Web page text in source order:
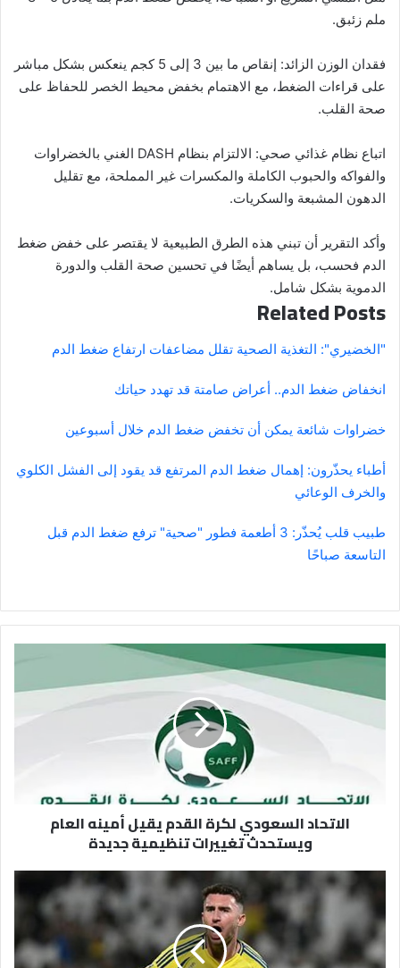
ملم زئبق.
فقدان الوزن الزائد: إنقاص ما بين 3 إلى 5 كجم ينعكس بشكل مباشر
على قراءات الضغط، مع الاهتمام بخفض محيط الخصر للحفاظ على
صحة القلب.
اتباع نظام غذائي صحي: الالتزام بنظام DASH الغني بالخضراوات
والفواكه والحبوب الكاملة والمكسرات غير المملحة، مع تقليل
الدهون المشبعة والسكريات.
وأكد التقرير أن تبني هذه الطرق الطبيعية لا يقتصر على خفض ضغط
الدم فحسب، بل يساهم أيضًا في تحسين صحة القلب والدورة
الدموية بشكل شامل.
Related Posts
"الخضيري": التغذية الصحية تقلل مضاعفات ارتفاع ضغط الدم
انخفاض ضغط الدم.. أعراض صامتة قد تهدد حياتك
خضراوات شائعة يمكن أن تخفض ضغط الدم خلال أسبوعين
أطباء يحذّرون: إهمال ضغط الدم المرتفع قد يقود إلى الفشل الكلوي
والخرف الوعائي
طبيب قلب يُحذّر: 3 أطعمة فطور "صحية" ترفع ضغط الدم قبل
التاسعة صباحًا
تغييرات
الاتحاد السعودي لكرة القدم يقيل أمينه العام
ويستحدث تغييرات تنظيمية جديدة
لابورت
تتعثر..